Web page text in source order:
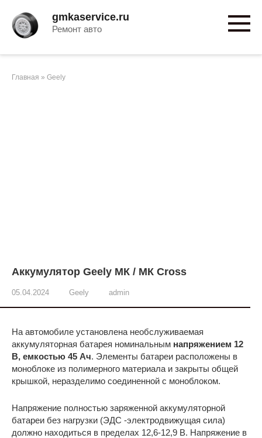
контенту
gmkaservice.ru
Ремонт авто
Главная » Geely
Аккумулятор Geely МК / МК Cross
05.04.2024 Geely admin
На автомобиле установлена необслуживаемая
аккумуляторная батарея номинальным напряжением 12
В, емкостью 45 Ач. Элементы батареи расположены в
моноблоке из полимерного материала и закрыты общей
крышкой, неразделимо соединенной с моноблоком.
Напряжение полностью заряженной аккумуляторной
батареи без нагрузки (ЭДС -электродвижущая сила)
должно находиться в пределах 12,6-12,9 В. Напряжение в